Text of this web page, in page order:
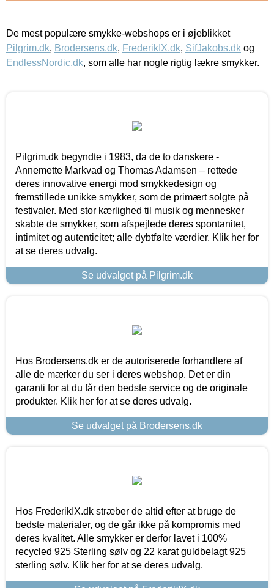
De mest populære smykke-webshops er i øjeblikket
Pilgrim.dk, Brodersens.dk, FrederikIX.dk, SifJakobs.dk og
EndlessNordic.dk, som alle har nogle rigtig lækre smykker.
Pilgrim.dk begyndte i 1983, da de to danskere -
Annemette Markvad og Thomas Adamsen – rettede
deres innovative energi mod smykkedesign og
fremstillede unikke smykker, som de primært solgte på
festivaler. Med stor kærlighed til musik og mennesker
skabte de smykker, som afspejlede deres spontanitet,
intimitet og autenticitet; alle dybtfølte værdier. Klik her for
at se deres udvalg.
Se udvalget på Pilgrim.dk
Hos Brodersens.dk er de autoriserede forhandlere af
alle de mærker du ser i deres webshop. Det er din
garanti for at du får den bedste service og de originale
produkter. Klik her for at se deres udvalg.
Se udvalget på Brodersens.dk
Hos FrederikIX.dk stræber de altid efter at bruge de
bedste materialer, og de går ikke på kompromis med
deres kvalitet. Alle smykker er derfor lavet i 100%
recycled 925 Sterling sølv og 22 karat guldbelagt 925
sterling sølv. Klik her for at se deres udvalg.